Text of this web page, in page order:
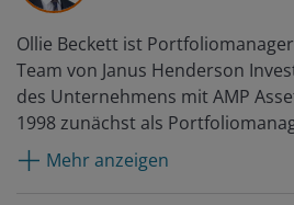
Ollie Beckett ist
Team von Janus Henderson
des Unternehmens mit AMP
1998 zunächst als
europäische Aktien zu
zum Fondsmanager ernannt. Im
Mehr anzeigen